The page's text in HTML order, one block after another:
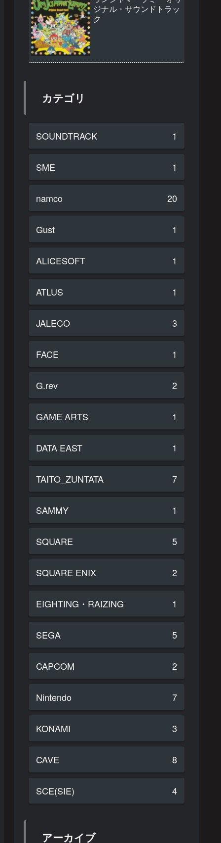
ジナル・サウンドトラッ
ク
カテゴリ
SOUNDTRACK 1
SME 1
namco 20
Gust 1
ALICESOFT 1
ATLUS 1
JALECO 3
FACE 1
G.rev 2
GAME ARTS 1
DATA EAST 1
TAITO_ZUNTATA 7
SAMMY 1
SQUARE 5
SQUARE ENIX 2
EIGHTING・RAIZING 1
SEGA 5
CAPCOM 2
Nintendo 7
KONAMI 3
CAVE 8
SCE(SIE) 4
アーカイブ